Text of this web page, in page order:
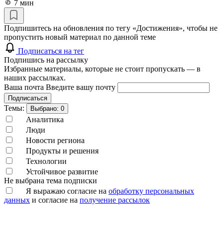
7 мин
Подпишитесь на обновления по тегу «Достижения», чтобы не
пропустить новый материал по данной теме
Подписаться на тег
Подпишись на рассылку
Избранные материалы, которые не стоит пропускать — в
наших рассылках.
Ваша почта Введите вашу почту
Подписаться
Темы: Выбрано: 0
Аналитика
Люди
Новости региона
Продукты и решения
Технологии
Устойчивое развитие
Не выбрана тема подписки
Я выражаю согласие на обработку персональных
данных и согласие на получение рассылок